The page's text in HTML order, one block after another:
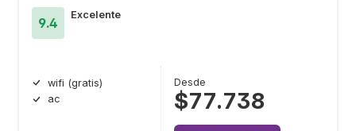
9.4
Excelente
wifi (gratis)
ac
Desde
$77.738